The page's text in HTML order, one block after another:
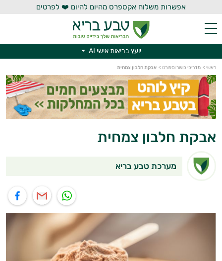
אפשרות משלוח אקספרס מהיום להיום ❤️ לפרטים
יועץ בריאות אישי AI
ראשי > מדריכי כושר וספורט > אבקת חלבון צמחית
אבקת חלבון צמחית
מערכת טבע בריא